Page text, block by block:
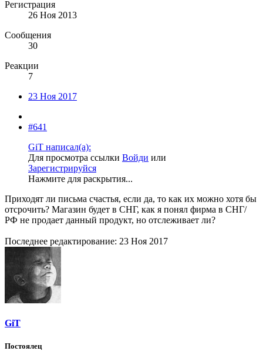
Регистрация
26 Ноя 2013
Сообщения
30
Реакции
7
23 Ноя 2017
#641
GiT написал(а):
Для просмотра ссылки Войди или
Зарегистрируйся
Нажмите для раскрытия...
Приходят ли письма счастья, если да, то как их можно хотя бы
отсрочить? Магазин будет в СНГ, как я понял фирма в СНГ/
РФ не продает данный продукт, но отслеживает ли?
Последнее редактирование: 23 Ноя 2017
GiT
Постоялец